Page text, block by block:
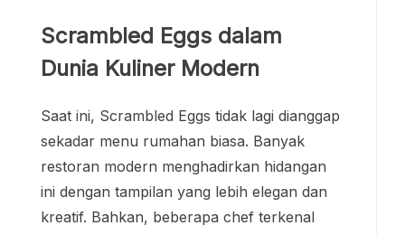
Scrambled Eggs dalam
Dunia Kuliner Modern
Saat ini, Scrambled Eggs tidak lagi dianggap
sekadar menu rumahan biasa. Banyak
restoran modern menghadirkan hidangan
ini dengan tampilan yang lebih elegan dan
kreatif. Bahkan, beberapa chef terkenal